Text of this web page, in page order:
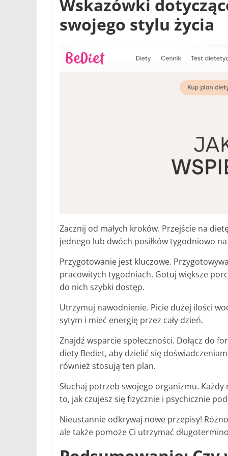
Wskazówki
swojego stylu życia
Zacznij od małych kroków. Przejście na
jednego lub dwóch posiłków tygodniowo
Przygotowanie jest kluczowe.
pracowitych tygodniach. Gotuj większe
do nich szybki dostęp.
Utrzymuj nawodnienie. Picie dużej ilości
sytym i mieć energię przez cały dzień.
Znajdź wsparcie społeczności. Dołącz do
diety Bediet, aby dzielić się
również stosują ten plan.
Słuchaj potrzeb swojego organizmu.
to, jak czujesz się fizycznie i psychicznie
Nieustannie odkrywaj nowe przepisy!
ale także pomoże Ci utrzymać